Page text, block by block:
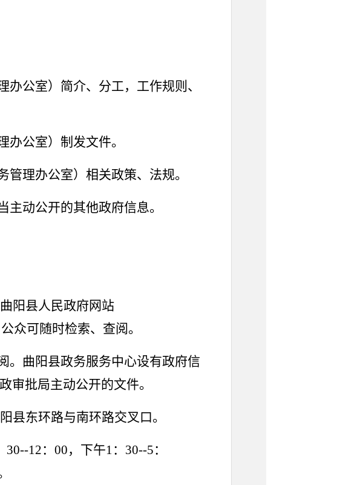
办公室）简介、分工，工作规则、
办公室）制发文件。
管理办公室）相关政策、法规。
主动公开的其他政府信息。
阳县人民政府网站
众可随时检索、查阅。
。曲阳县政务服务中心设有政府信
审批局主动公开的文件。
县东环路与南环路交叉口。
30--12：00，下午1：30--5：